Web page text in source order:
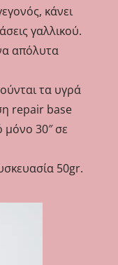
κάνει
γαλλικού.
απόλυτα
τα υγρά
repair base
μόνο 30″ σε
50gr.